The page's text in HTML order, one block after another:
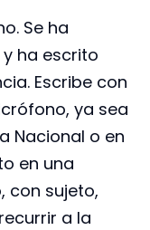
Se ha
ha escrito
Escribe con
ya sea
Nacional o en
en una
con sujeto,
a la